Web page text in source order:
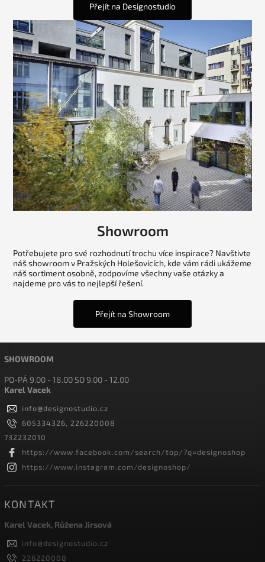
Přejít na Designostudio
Showroom
Potřebujete pro své rozhodnutí trochu více inspirace? Navštivte
náš showroom v Pražských Holešovicích, kde vám rádi ukážeme
náš sortiment osobně, zodpovíme všechny vaše otázky a
najdeme pro vás to nejlepší řešení.
Přejít na Showroom
SHOWROOM
PO-PÁ 9.00 - 18.00 SO 9.00 - 12.00
Karel Vacek
info@designostudio.cz
605334326, 226220008
732232010
https://www.facebook.com/search/top/?q=designoshop
https://www.instagram.com/designoshop/
KONTAKT
Karel Vacek, Růžena Jirsová
info@designostudio.cz
226220008